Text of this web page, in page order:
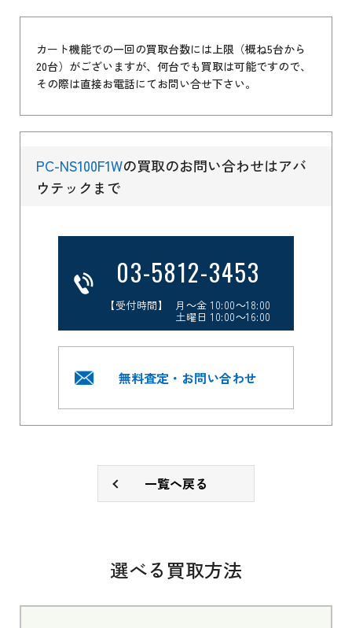
カート機能での一回の買取台数には上限（概ね5台から
20台）がございますが、何台でも買取は可能ですので、
その際は直接お電話にてお問い合せ下さい。
PC-NS100F1Wの買取のお問い合わせはアバ
ウテックまで
03-5812-3453
【受付時間】 月～金 10:00～18:00
土曜日 10:00～16:00
無料査定・お問い合わせ
一覧へ戻る
選べる買取方法